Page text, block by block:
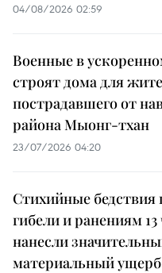
04/08/2026 02:59
Военные в
строят дома для
пострадавшего от
района Мыонг-тхан
23/07/2026 04:20
Стихийные бедствия
гибели и ранениям 13
нанесли
материальный ущерб